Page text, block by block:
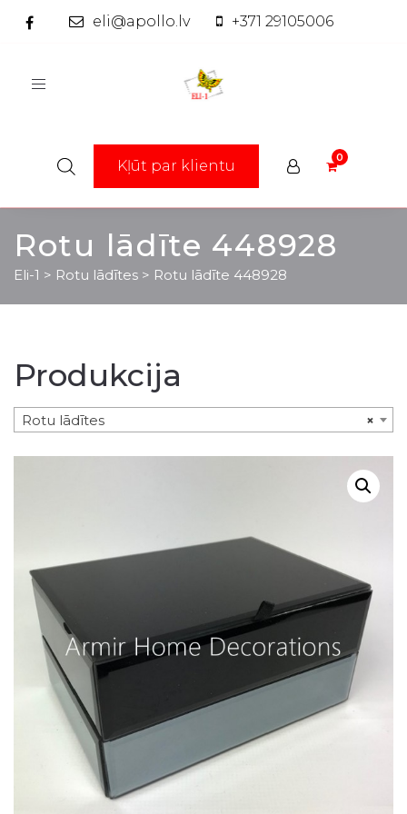
eli@apollo.lv +371 29105006
Toggle
Kļūt par klientu
Rotu lādīte 448928
Eli-1 > Rotu lādītes > Rotu lādīte 448928
Produkcija
×
Rotu lādītes